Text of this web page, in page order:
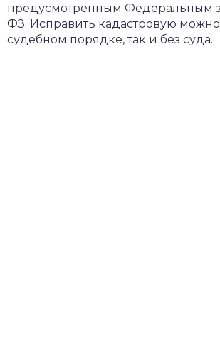
предусмотренным Федеральным
ФЗ. Исправить кадастровую можно
судебном порядке, так и без суда.